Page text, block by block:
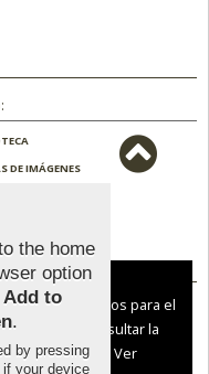
DE IMÁGENES
the home
option
Add to
.
by pressing
if your device
cookies:
y de terceros para el
Puedes consultar la
Ver